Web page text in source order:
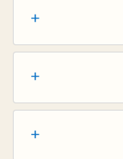
+
+
+